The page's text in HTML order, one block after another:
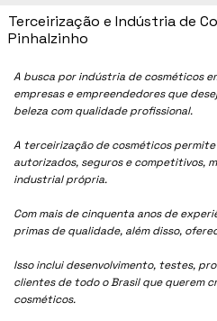
A busca por indústria de cosméticos
empresas e empreendedores que
beleza com qualidade profissional.
A terceirização de cosméticos
autorizados, seguros e competitivos,
industrial própria.
Com mais de cinquenta anos de
primas de qualidade, além disso,
Isso inclui desenvolvimento, testes,
clientes de todo o Brasil que querem
cosméticos.
Terceirização e Indústria de
Pinhalzinho